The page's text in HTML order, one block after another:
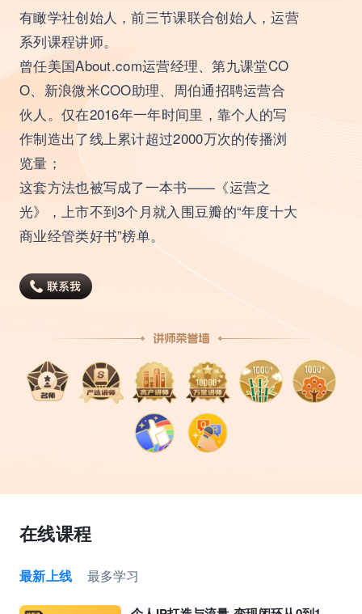
有瞰学社创始人，前三节课联合创始人，运营
系列课程讲师。
曾任美国About.com运营经理、第九课堂CO
O、新浪微米COO助理、周伯通招聘运营合
伙人。仅在2016年一年时间里，靠个人的写
作制造出了线上累计超过2000万次的传播浏
览量；
这套方法也被写成了一本书——《运营之
光》，上市不到3个月就入围豆瓣的“年度十大
商业经管类好书”榜单。
在线课程
最新上线 最多学习